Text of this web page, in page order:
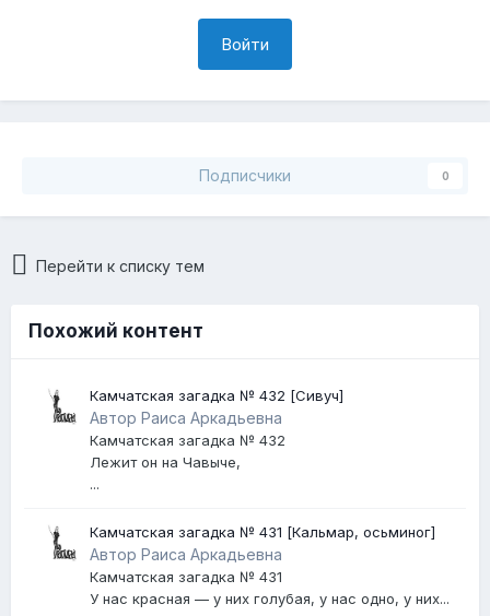
Войти
Подписчики 0
Перейти к списку тем
Похожий контент
Камчатская загадка № 432 [Сивуч]
Автор Раиса Аркадьевна
Камчатская загадка № 432
Лежит он на Чавыче,
...
Камчатская загадка № 431 [Кальмар, осьминог]
Автор Раиса Аркадьевна
Камчатская загадка № 431
У нас красная — у них голубая, у нас одно, у них...